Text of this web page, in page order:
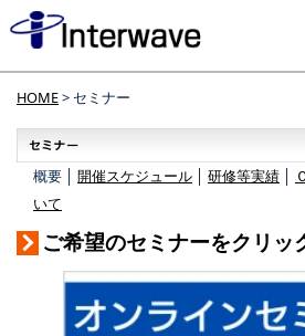
HOME> セミナー
概要 │ 開催スケジュール 研修等実績
いて
ご希望のセミナーをクリッ